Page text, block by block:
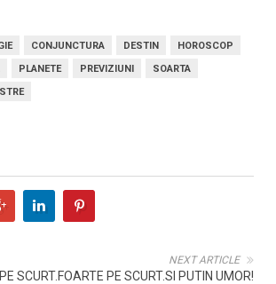
CONJUNCTURA DESTIN
HOROSCOP
PLANETE PREVIZIUNI
SOARTA
NEXT ARTICLE
SCURT.FOARTE PE SCURT.SI PUTIN UMOR!